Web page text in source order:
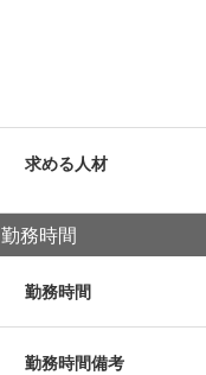
求める人材
勤務時間
勤務時間
勤務時間備考